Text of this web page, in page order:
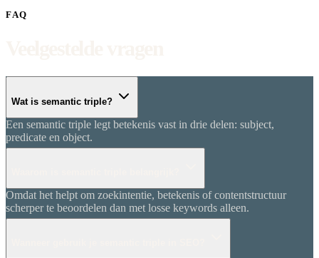
FAQ
Wat is semantic triple?
Een semantic triple legt betekenis vast in drie delen: subject,
predicate en object.
Omdat het helpt om zoekintentie, betekenis of contentstructuur
scherper te beoordelen dan met losse keywords alleen.